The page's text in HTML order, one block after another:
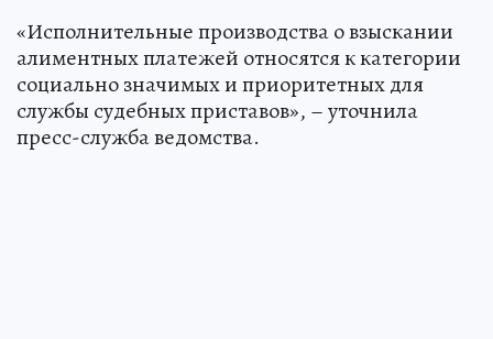
«Исполнительные производства о взыскании
алиментных платежей относятся к категории
социально значимых и приоритетных для
службы судебных приставов», – уточнила
пресс-служба ведомства.